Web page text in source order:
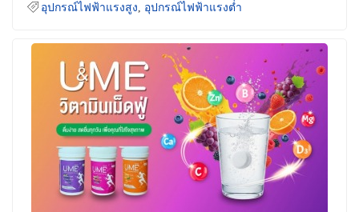
อุปกรณ์ไฟฟ้าแรงสูง อุปกรณ์ไฟฟ้าแรงต่ำ